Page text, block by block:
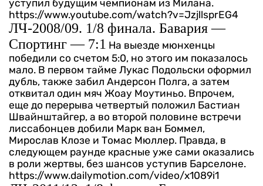
уступил будущим чемпионам из Милана.
https://www.youtube.com/watch?v=JzjllsprEG4
ЛЧ-2008/09. 1/8 финала. Бавария —
Спортинг — 7:1 На выезде мюнхенцы
победили со счетом 5:0, но этого им показалось
мало. В первом тайме Лукас Подольски оформил
дубль, также забил Андерсон Полга, а затем
отквитал один мяч Жоау Моутиньо. Впрочем,
еще до перерыва четвертый положил Бастиан
Швайнштайгер, а во второй половине встречи
лиссабонцев добили Марк ван Боммел,
Мирослав Клозе и Томас Мюллер. Правда, в
следующем раунде красные уже сами оказались
в роли жертвы, без шансов уступив Барселоне.
https://www.dailymotion.com/video/x1089i1